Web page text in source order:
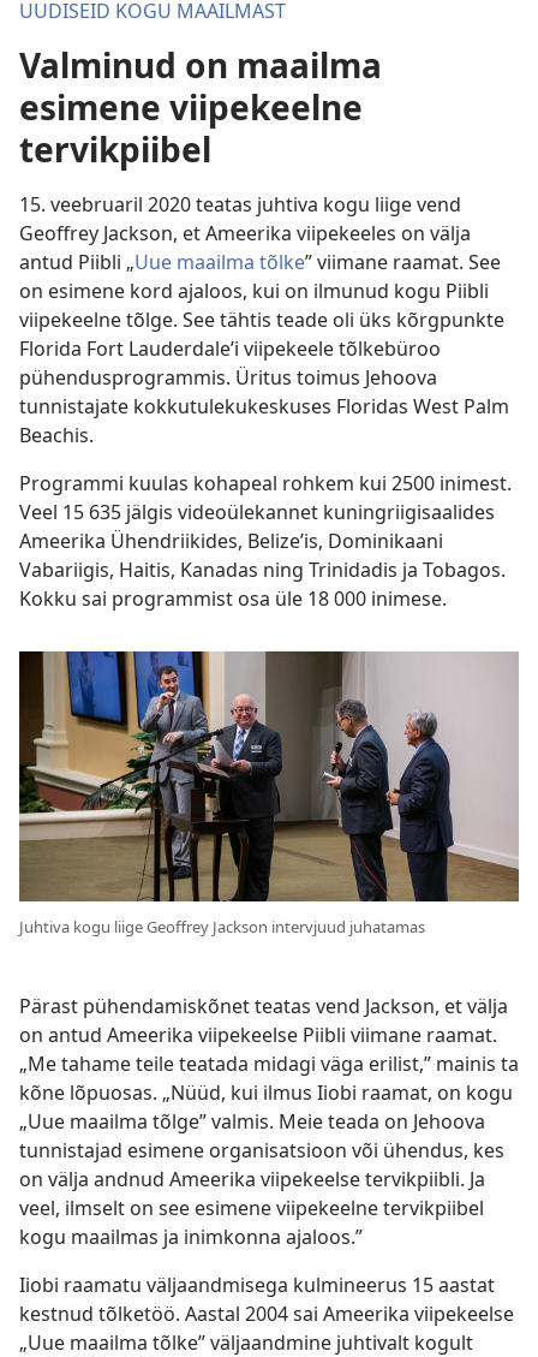
UUDISEID KOGU MAAILMAST
Valminud on maailma
esimene viipekeelne
tervikpiibel
15. veebruaril 2020 teatas juhtiva kogu liige vend
Geoffrey Jackson, et Ameerika viipekeeles on välja
antud Piibli „Uue maailma tõlke” viimane raamat. See
on esimene kord ajaloos, kui on ilmunud kogu Piibli
viipekeelne tõlge. See tähtis teade oli üks kõrgpunkte
Florida Fort Lauderdale’i viipekeele tõlkebüroo
pühendusprogrammis. Üritus toimus Jehoova
tunnistajate kokkutulekukeskuses Floridas West Palm
Beachis.
Programmi kuulas kohapeal rohkem kui 2500 inimest.
Veel 15 635 jälgis videoülekannet kuningriigisaalides
Ameerika Ühendriikides, Belize’is, Dominikaani
Vabariigis, Haitis, Kanadas ning Trinidadis ja Tobagos.
Kokku sai programmist osa üle 18 000 inimese.
Juhtiva kogu liige Geoffrey Jackson intervjuud juhatamas
Pärast pühendamiskõnet teatas vend Jackson, et välja
on antud Ameerika viipekeelse Piibli viimane raamat.
„Me tahame teile teatada midagi väga erilist,” mainis ta
kõne lõpuosas. „Nüüd, kui ilmus Iiobi raamat, on kogu
„Uue maailma tõlge” valmis. Meie teada on Jehoova
tunnistajad esimene organisatsioon või ühendus, kes
on välja andnud Ameerika viipekeelse tervikpiibli. Ja
veel, ilmselt on see esimene viipekeelne tervikpiibel
kogu maailmas ja inimkonna ajaloos.”
Iiobi raamatu väljaandmisega kulmineerus 15 aastat
kestnud tõlketöö. Aastal 2004 sai Ameerika viipekeelse
„Uue maailma tõlke” väljaandmine juhtivalt kogult